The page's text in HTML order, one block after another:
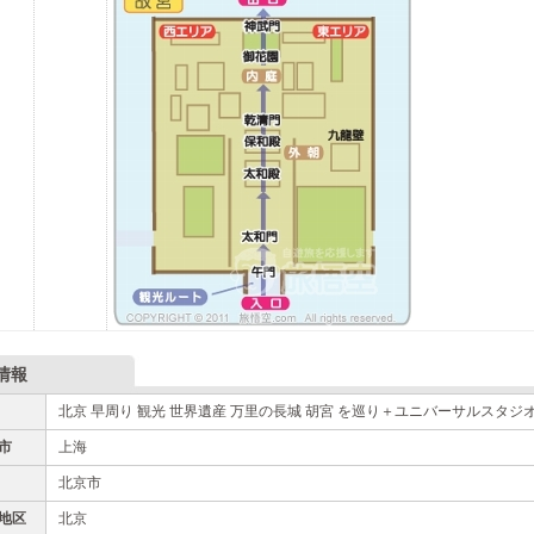
報
北京 早周り 観光 世界遺産 万里の長城 胡宮 を巡り＋ユニバーサルスタジ
上海
北京市
区 北京